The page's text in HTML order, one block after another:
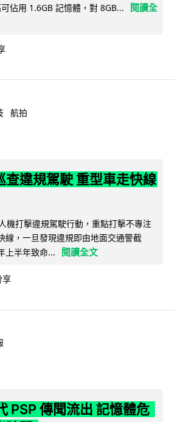
佔用 1.6GB 記憶體，對 8GB...
閱讀全
航拍
查違規駕駛 重型車走快線
機打擊違規駕駛行動，重點打擊不專注
線，一旦發現違規即由地面交通警截
上半年致命...
閱讀全文
享
PSP 傳聞流出 記憶體危